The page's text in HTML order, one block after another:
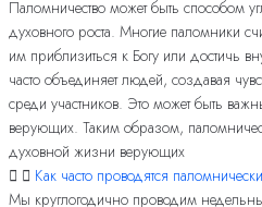
Паломничество может быть способом
духовного роста. Многие паломники
им приблизиться к Богу или достичь
часто объединяет людей, создавая
среди участников. Это может быть
верующих. Таким образом,
духовной жизни верующих
Как часто проводятся
Мы круглогодично проводим